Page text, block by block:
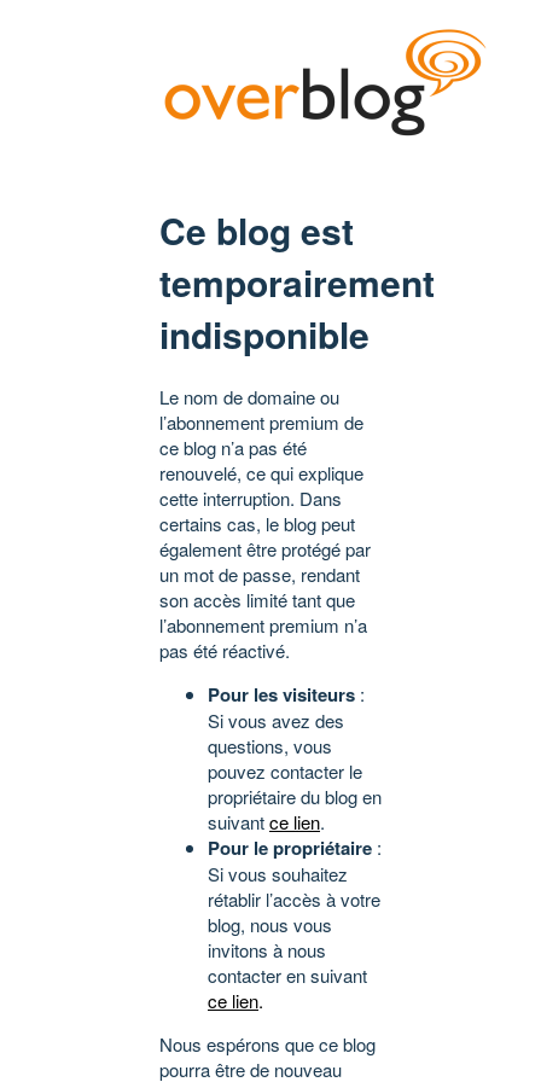
Ce blog est
temporairement
indisponible
Le nom de domaine ou
l’abonnement premium de
ce blog n’a pas été
renouvelé, ce qui explique
cette interruption. Dans
certains cas, le blog peut
également être protégé par
un mot de passe, rendant
son accès limité tant que
l’abonnement premium n’a
pas été réactivé.
Pour les visiteurs :
Si vous avez des
questions, vous
pouvez contacter le
propriétaire du blog en
suivantce lien.
Pour le propriétaire :
Si vous souhaitez
rétablir l’accès à votre
blog, nous vous
invitons à nous
contacter en suivant
ce lien.
Nous espérons que ce blog
pourra être de nouveau